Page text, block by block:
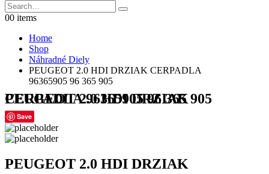
00 items
Home
Shop
Náhradné Diely
PEUGEOT 2.0 HDI DRZIAK CERPADLA
96365905 96 365 905
PEUGEOT 2.0 HDI DRZIAK CERPADLA 96365905 96 365 905
Save
PEUGEOT 2.0 HDI DRZIAK